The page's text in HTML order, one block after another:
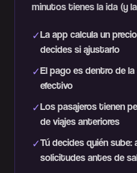
minutos tienes la ida (y
✓La app calcula un
decides si ajustarlo
✓El pago es dentro de
efectivo
✓Los pasajeros tienen
de viajes anteriores
✓Tú decides quién sube:
solicitudes antes de